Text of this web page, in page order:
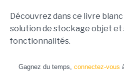
Découvrez dans ce livre blanc
solution de stockage objet et
fonctionnalités.
Gagnez du temps, connectez-vous